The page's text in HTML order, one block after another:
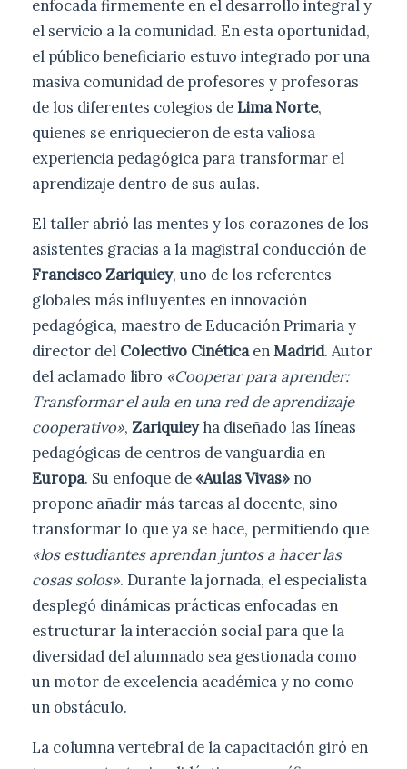
enfocada firmemente en el desarrollo integral y
el servicio a la comunidad. En esta oportunidad,
el público beneficiario estuvo integrado por una
masiva comunidad de profesores y profesoras
de los diferentes colegios deLima Norte,
quienes se enriquecieron de esta valiosa
experiencia pedagógica para transformar el
aprendizaje dentro de sus aulas.
El taller abrió las mentes y los corazones de los
asistentes gracias a la magistral conducción de
Francisco Zariquiey, uno de los referentes
globales más influyentes en innovación
pedagógica, maestro de Educación Primaria y
director del Colectivo CinéticaenMadrid. Autor
del aclamado libro «Cooperar para aprender:
Transformar el aula en una red de aprendizaje
cooperativo», Zariquieyha diseñado las líneas
pedagógicas de centros de vanguardia en
Europa. Su enfoque de«Aulas Vivas» no
propone añadir más tareas al docente, sino
transformar lo que ya se hace, permitiendo que
«los estudiantes aprendan juntos a hacer las
cosas solos». Durante la jornada, el especialista
desplegó dinámicas prácticas enfocadas en
estructurar la interacción social para que la
diversidad del alumnado sea gestionada como
un motor de excelencia académica y no como
un obstáculo.
La columna vertebral de la capacitación giró en